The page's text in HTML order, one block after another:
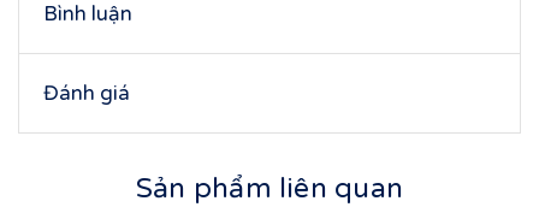
Bình luận
Đánh giá
Sản phẩm liên quan